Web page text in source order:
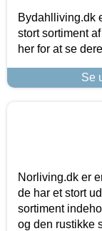
Bydahlliving.dk
stort sortiment
her for at se
Se
Norliving.dk er
de har et stort
sortiment
og den rustikke